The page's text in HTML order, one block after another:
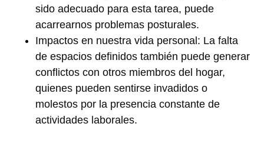
sido adecuado para esta tarea, puede
acarrearnos problemas posturales.
Impactos en nuestra vida personal: La falta
de espacios definidos también puede generar
conflictos con otros miembros del hogar,
quienes pueden sentirse invadidos o
molestos por la presencia constante de
actividades laborales.